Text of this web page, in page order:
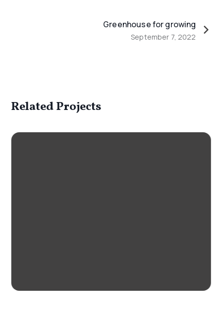
Greenhouse for growing
September 7, 2022
Related Projects